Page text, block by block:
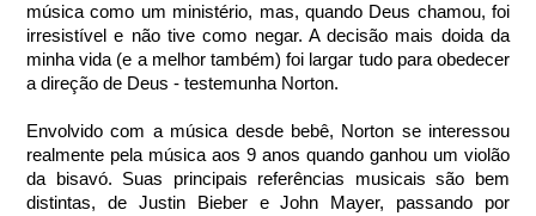
música como um ministério, mas, quando Deus chamou, foi
irresistível e não tive como negar. A decisão mais doida da
minha vida (e a melhor também) foi largar tudo para obedecer
a direção de Deus - testemunha Norton.
Envolvido com a música desde bebê, Norton se interessou
realmente pela música aos 9 anos quando ganhou um violão
da bisavó. Suas principais referências musicais são bem
distintas, de Justin Bieber e John Mayer, passando por